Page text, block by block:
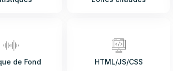
de Fond HTML/JS/CSS